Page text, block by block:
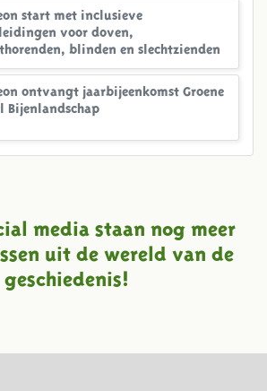
start met inclusieve
voor doven,
blinden en slechtzienden
ontvangt jaarbijeenkomst Groene
Bijenlandschap
media staan nog meer
uit de wereld van de
geschiedenis!